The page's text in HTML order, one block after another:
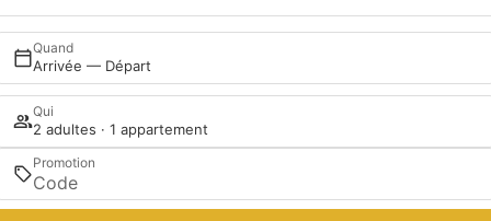
Quand
Arrivée — Départ
Qui
2 adultes · 1 appartement
Promotion